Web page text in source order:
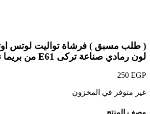
( طلب مسبق ) فرشاة تواليت لوتس
لون رمادي صناعة تركى E61 من بريما نوفا
250 EGP
غير متوفر في المخزون
وصف المنتج